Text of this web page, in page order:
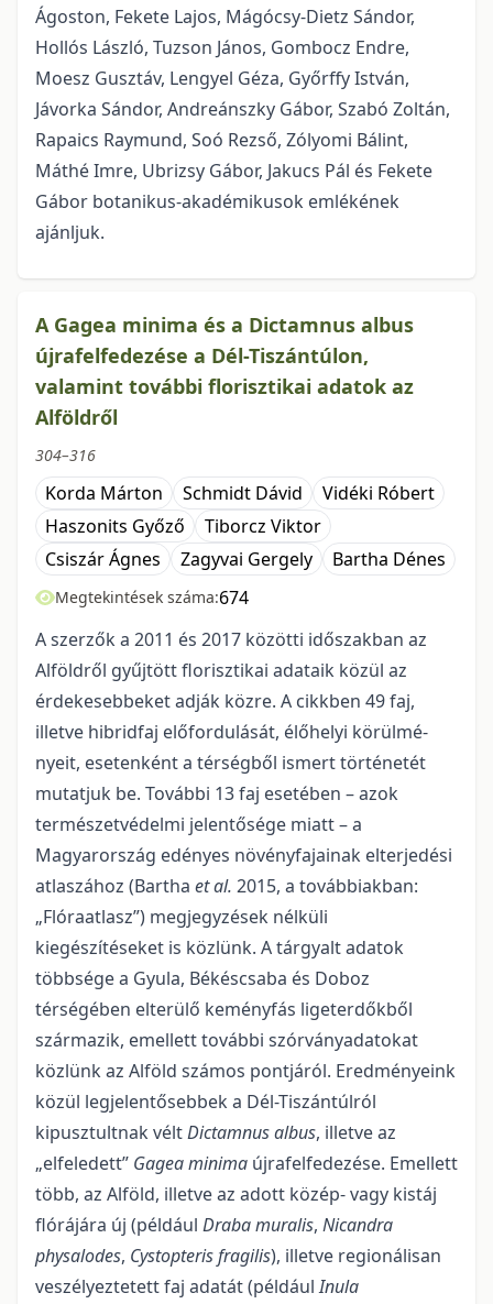
Ágoston, Fekete Lajos, Mágócsy-Dietz Sándor,
Hollós László, Tuzson János, Gombocz Endre,
Moesz Gusztáv, Lengyel Géza, Győrffy István,
Jávorka Sándor, Andreánszky Gábor, Szabó Zoltán,
Rapaics Raymund, Soó Rezső, Zólyomi Bálint,
Máthé Imre, Ubrizsy Gábor, Jakucs Pál és Fekete
Gábor botanikus-akadémikusok emlékének
ajánljuk.
A Gagea minima és a Dictamnus albus
újrafelfedezése a Dél-Tiszántúlon,
valamint további florisztikai adatok az
Alföldről
304–316
Korda Márton Schmidt Dávid
Vidéki Róbert
Haszonits Győző
Tiborcz Viktor
Csiszár Ágnes
Zagyvai Gergely Bartha Dénes
Megtekintések száma:674
A szerzők a 2011 és 2017 közötti időszakban az
Alföldről gyűjtött floriszti­kai adataik közül az
érdekesebbeket adják közre. A cikkben 49 faj,
illetve hibridfaj előfordu­lását, élőhelyi körülmé­
nyeit, esetenként a térségből ismert történetét
mutatjuk be. További 13 faj esetében – azok
természet­védelmi jelentősége miatt – a
Magyarország edényes nö­vényfajainak elterjedési
atlaszához (Bartha et al. 2015, a továbbiakban:
„Flóraatlasz”) meg­jegyzések nélküli
kiegészítéseket is közlünk. A tárgyalt adatok
többsége a Gyula, Békéscsaba és Doboz
térségében elterülő keményfás ligeterdőkből
származik, emellett további szór­ványadatokat
közlünk az Alföld számos pontjáról. Eredményeink
közül legjelentő­sebbek a Dél-Tiszántúlról
kipusztultnak véltDictamnus albus, illetve az
„elfeledett” Gagea minima újra­felfedezése. Emellett
több, az Alföld, illetve az adott közép- vagy kistáj
flórájára új (pél­dául Draba muralis, Nicandra
physalodes, Cystopteris fragilis), illetve regionálisan
veszélyez­tetett faj adatát (példáulInula